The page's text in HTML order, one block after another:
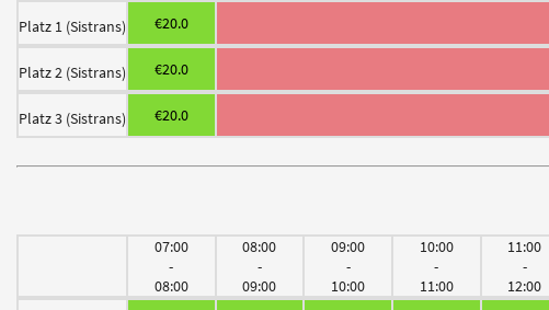
Platz 1 (Sistrans)
€20.0
Platz 2 (Sistrans) €20.0
Platz 3 (Sistrans) €20.0
07:00
-
08:00
08:00
-
09:00
09:00
-
10:00
10:00
-
11:00
11:00
-
12:00